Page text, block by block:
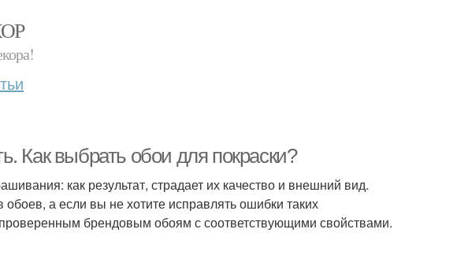
Как выбрать обои для покраски?
как результат, страдает их качество и внешний вид.
а если вы не хотите исправлять ошибки таких
брендовым обоям с соответствующими свойствами.